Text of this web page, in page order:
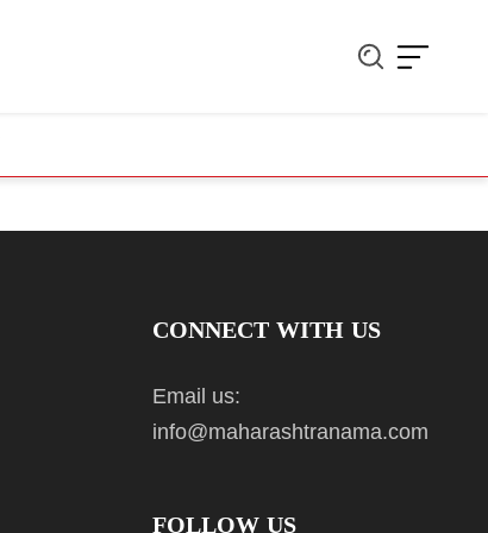
CONNECT WITH US
Email us:
info@maharashtranama.com